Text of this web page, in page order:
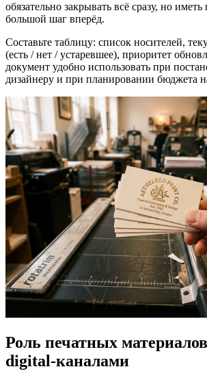
обязательно закрывать всё сразу, но
большой шаг вперёд.
Составьте таблицу: список носителей,
(есть / нет / устаревшее), приоритет
документ удобно использовать при
дизайнеру и при планировании бюджета
Роль печатных
digital-каналами